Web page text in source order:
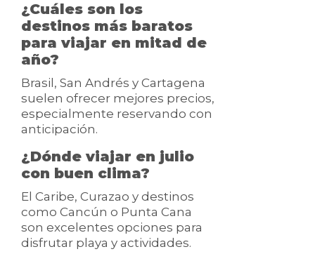
¿Cuáles son los
destinos más baratos
para viajar en mitad de
año?
Brasil, San Andrés y Cartagena
suelen ofrecer mejores precios,
especialmente reservando con
anticipación.
¿Dónde viajar en julio
con buen clima?
El Caribe, Curazao y destinos
como Cancún o Punta Cana
son excelentes opciones para
disfrutar playa y actividades.